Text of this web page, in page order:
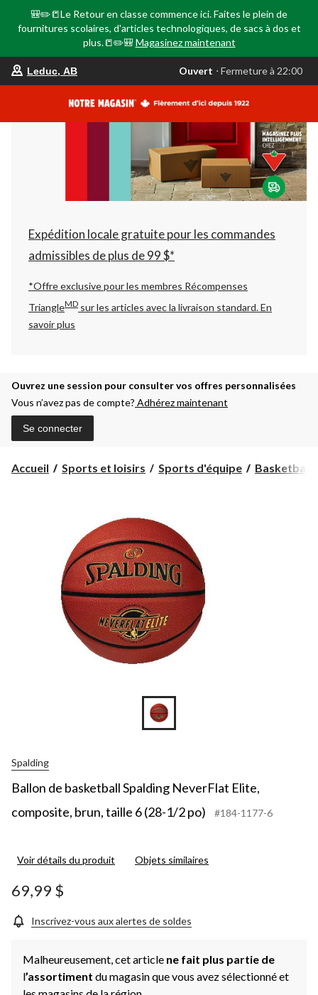
🎒✏️📒Le Retour en classe commence ici. Faites le plein de
fournitures scolaires, d'articles technologiques, de sacs à dos et
plus.📒✏️🎒 Magasinez maintenant
votre
est
AB,
Ouvert,
Fermeture
à
22:00
changer
Leduc, AB Ouvert ⋅ Fermeture à 22:00
Expédition locale gratuite pour les commandes
admissibles de plus de 99 $*
*Offre exclusive pour les membres Récompenses
TriangleMD sur les articles avec la livraison standard.En
savoir plus
Ouvrez une session pour consulter vos offres personnalisées
Vous n’avez pas de compte? Adhérez maintenant
Se connecter
Accueil Sports et loisirs Sports d'équipe Basketball
Spalding
Ballon de basketball Spalding NeverFlat Elite,
composite, brun, taille 6 (28-1/2 po)
#184-1177-6
Voir détails du produit Objets similaires
69,99 $
Inscrivez-vous aux alertes de soldes
Malheureusement, cet article ne fait plus partie de
l’assortiment du magasin que vous avez sélectionné et